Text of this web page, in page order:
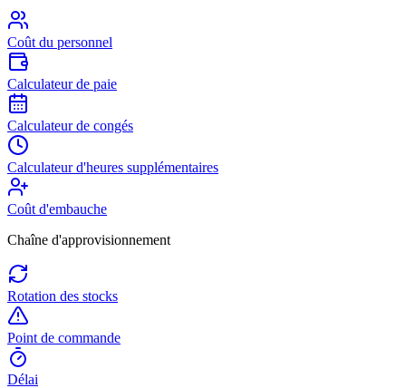
Coût du personnel
Calculateur de paie
Calculateur de congés
Calculateur d'heures supplémentaires
Coût d'embauche
Chaîne d'approvisionnement
Rotation des stocks
Point de commande
Délai